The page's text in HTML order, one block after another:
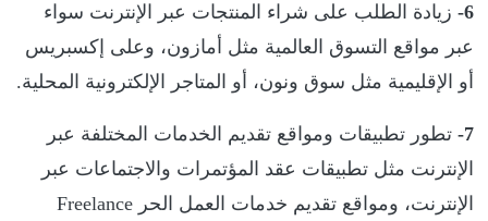
6- زيادة الطلب على شراء المنتجات عبر الإنترنت سواء
عبر مواقع التسوق العالمية مثل أمازون، وعلى إكسبريس
أو الإقليمية مثل سوق ونون، أو المتاجر الإلكترونية المحلية.
7- تطور تطبيقات ومواقع تقديم الخدمات المختلفة عبر
الإنترنت مثل تطبيقات عقد المؤتمرات والاجتماعات عبر
الإنترنت، ومواقع تقديم خدمات العمل الحر Freelance